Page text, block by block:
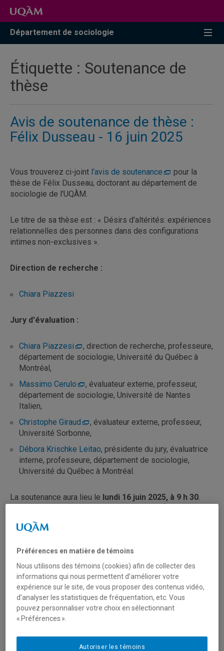
Accéder
recherche
Accéder
menu
pricipal
Accéder
zone
Département de sociologie
Étiquette : Soutenance de
thèse
Avis de soutenance de thèse :
Félix Dusseau - 16 juin 2025
Vous trouverez ci-joint l'avis de soutenance
pour la
thèse de Félix Dusseau, doctorant au département de
sociologie de l'UQÀM.
Le titre de sa thèse est : « Désirs d'altérités: expériences
relationnelles des personnes dans des configurations
intimes non-exclusives ».
Direction de recherche :
Chiara Piazzesi
Jury d'évaluation :
Chiara Piazzesi
, direction de recherche, professeure,
département de sociologie, Université du Québec à
Montréal,
Massimo Cerulo
, évaluateur externe, professeur,
département de sociologie, Université de Nantes
Italien,
Christophe Giraud
, évaluateur externe, professeur,
Université Sorbonne,
Débora Krischke Leitao, présidente du jury, évaluatrice
interne, professeure, département de sociologie,
Université du Québec à Montréal.
La soutenance aura lieu le lundi 16 juin 2025, à 9 h 30.
Sainte-Catherine Est, Montréal (QC).
exclusives,Soutenance de thèse
Avis de soutenance de thèse :
Sare Nalbantoglu Aslankilic - 16
juin 2025
Préférences en matière de témoins
Nous utilisons des témoins (cookies) afin de collecter des
informations qui nous permettent d’améliorer votre
expérience sur le site, de vous proposer des contenus vidéo,
d’analyser les statistiques de fréquentation, etc. Vous
pouvez personnaliser votre choix en sélectionnant
« Préférences ».
Autoriser les témoins